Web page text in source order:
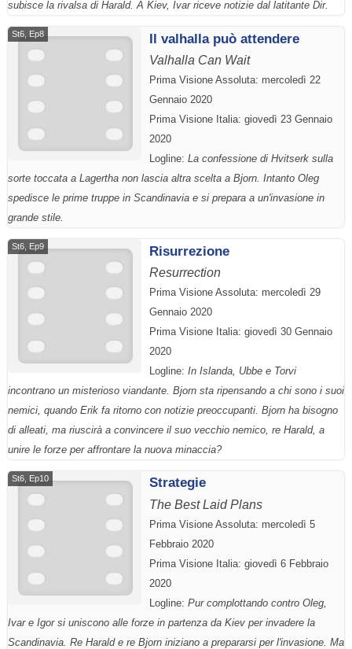
subisce la rivalsa di Harald. A Kiev, Ivar riceve notizie dal latitante Dir.
St6, Ep8 Il valhalla può attendere
Valhalla Can Wait
Prima Visione Assoluta: mercoledì 22
Gennaio 2020
Prima Visione Italia: giovedì 23 Gennaio
2020
Logline: La confessione di Hvitserk sulla
sorte toccata a Lagertha non lascia altra scelta a Bjorn. Intanto Oleg
spedisce le prime truppe in Scandinavia e si prepara a un'invasione in
grande stile.
St6, Ep9 Risurrezione
Resurrection
Prima Visione Assoluta: mercoledì 29
Gennaio 2020
Prima Visione Italia: giovedì 30 Gennaio
2020
Logline: In Islanda, Ubbe e Torvi
incontrano un misterioso viandante. Bjorn sta ripensando a chi sono i suoi
nemici, quando Erik fa ritorno con notizie preoccupanti. Bjorn ha bisogno
di alleati, ma riuscirà a convincere il suo vecchio nemico, re Harald, a
unire le forze per affrontare la nuova minaccia?
St6, Ep10 Strategie
The Best Laid Plans
Prima Visione Assoluta: mercoledì 5
Febbraio 2020
Prima Visione Italia: giovedì 6 Febbraio
2020
Logline: Pur complottando contro Oleg,
Ivar e Igor si uniscono alle forze in partenza da Kiev per invadere la
Scandinavia. Re Harald e re Bjorn iniziano a prepararsi per l'invasione. Ma